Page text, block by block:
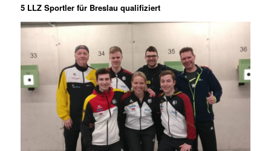
5 LLZ Sportler für Breslau qualifiziert